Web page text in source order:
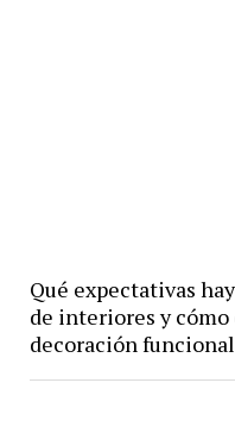
Qué expectativas
de interiores y
decoración funcional